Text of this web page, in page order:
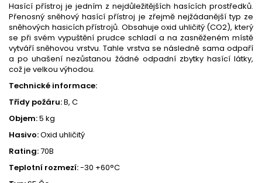
Hasící přístroj je jedním z nejdůležitějších hasících prostředků.
Přenosný sněhový hasící přístroj je zřejmě nejžádanější typ ze
sněhových hasicích přístrojů. Obsahuje oxid uhličitý (CO2), který
se při svém vypuštění prudce schladí a na zasněženém místě
vytváří sněhovou vrstvu. Tahle vrstva se následně sama odpaří
a po uhašení nezůstanou žádné odpadní zbytky hasící látky,
což je velkou výhodou.
Technické informace:
Třídy požáru:B, C
Objem:5 kg
Hasivo:Oxid uhličitý
Rating:70B
Teplotní rozmezí:-30 +60°C